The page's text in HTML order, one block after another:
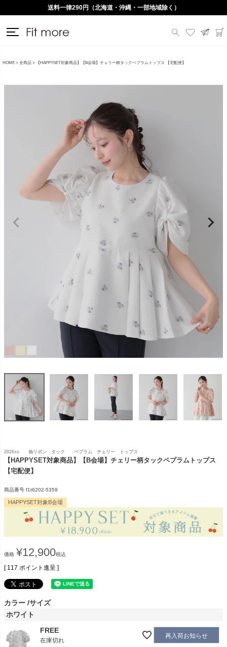
送料一律290円（北海道・沖縄・一部地域除く）
HOME 全商品 【HAPPYSET対象商品】【B会場】チェリー柄タックペプラムトップス 【宅配便】
2026ss 袖リボン タック ペプラム チェリー トップス
【HAPPYSET対象商品】【B会場】チェリー柄タックペプラムトップス
【宅配便】
商品番号 f1t6202-5359
HAPPYSET対象B会場
価格 ¥12,900税込
[ 117 ポイント進呈 ]
カラー サイズ
ホワイト
FREE
在庫切れ
再入荷お知らせ